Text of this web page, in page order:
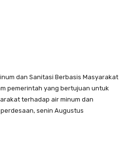
dan Sanitasi Berbasis Masyarakat
pemerintah yang bertujuan untuk
terhadap air minum dan
senin Augustus